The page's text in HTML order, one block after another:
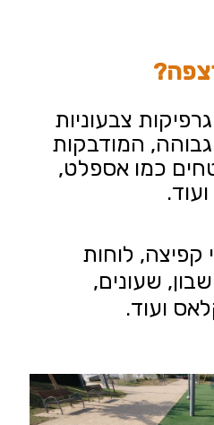
צבעוניות
המודבקות
כמו אספלט,
קפיצה, לוחות
שעונים,
ועוד.